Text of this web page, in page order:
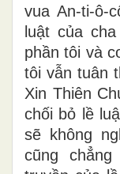
vua An-ti-ô-
luật của
phần tôi và
tôi vẫn tuân
Xin Thiên
chối bỏ lề
sẽ không
cũng